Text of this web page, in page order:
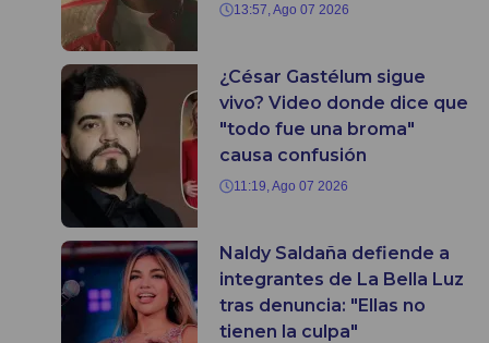
13:57, Ago 07 2026
¿César Gastélum sigue
vivo? Video donde dice que
"todo fue una broma"
causa confusión
11:19, Ago 07 2026
Naldy Saldaña defiende a
integrantes de La Bella Luz
tras denuncia: "Ellas no
tienen la culpa"